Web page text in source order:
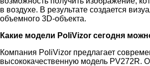
в воздухе. В результате создается
объемного 3D-объекта.
Какие модели PoliVizor сегодня
Компания PoliVizor предлагает
высококачественную модель PV272R.